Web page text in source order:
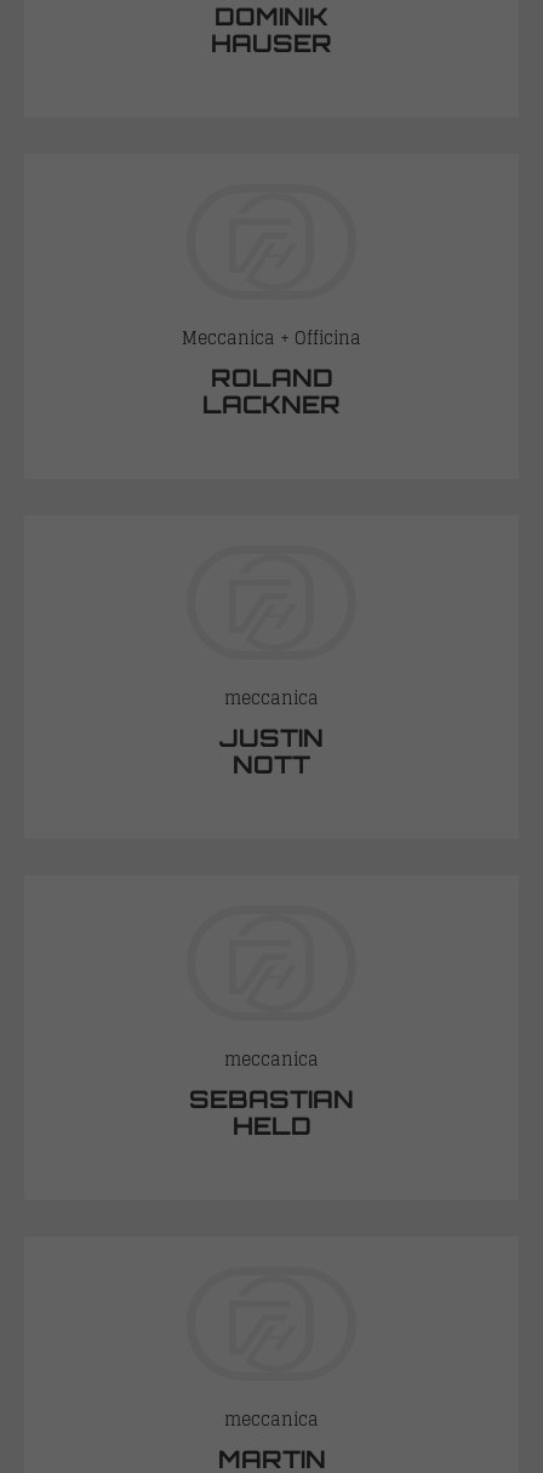
DOMINIK
HAUSER
Meccanica + Officina
ROLAND
LACKNER
meccanica
JUSTIN
NOTT
meccanica
SEBASTIAN
HELD
meccanica
MARTIN